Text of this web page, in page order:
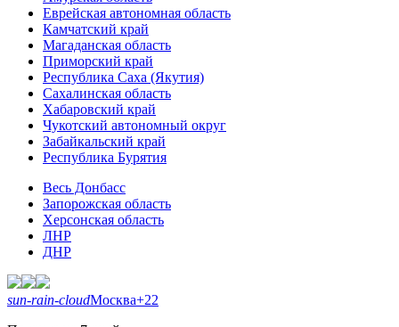
Еврейская автономная область
Камчатский край
Магаданская область
Приморский край
Республика Саха (Якутия)
Сахалинская область
Хабаровский край
Чукотский автономный округ
Забайкальский край
Республика Бурятия
Весь Донбасс
Запорожская область
Херсонская область
ЛНР
ДНР
sun-rain-cloudМосква+22